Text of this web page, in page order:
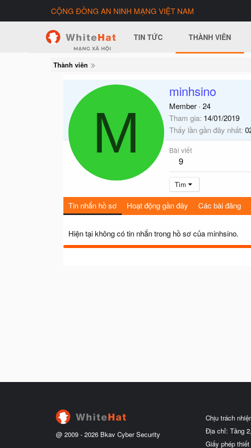
CỘNG ĐỒNG AN NINH MẠNG VIỆT NAM
TIN TỨC THÀNH VIÊN
Thành viên
M
minhsino
Member · 24
Tham gia 14/01/2019
Thấy lần gần đây nhất
Bài viết
9
Tìm
Tin nhắn hồ sơ Hoạt động gần đây Các bài đăng
Hiện tại không có tin nhắn trong hồ sơ của minhsino.
@ 2009 - 2026 Bkav Cyber Security
Chịu trách
Địa chỉ: Tầng
Giấy phép